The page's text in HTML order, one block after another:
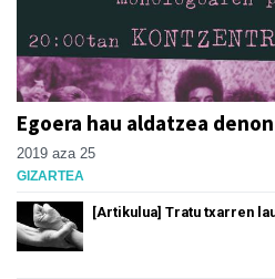
Egoera hau aldatzea
2019 aza 25
GIZARTEA
[Artikulua] Tratu txarren